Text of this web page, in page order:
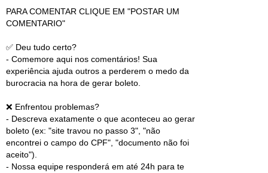
PARA COMENTAR CLIQUE EM "POSTAR UM
COMENTARIO"
✅ Deu tudo certo?
- Comemore aqui nos comentários! Sua
experiência ajuda outros a perderem o medo da
burocracia na hora de gerar boleto.
❌ Enfrentou problemas?
- Descreva exatamente o que aconteceu ao gerar
boleto (ex: "site travou no passo 3", "não
encontrei o campo do CPF", "documento não foi
aceito").
- Nossa equipe responderá em até 24h para te